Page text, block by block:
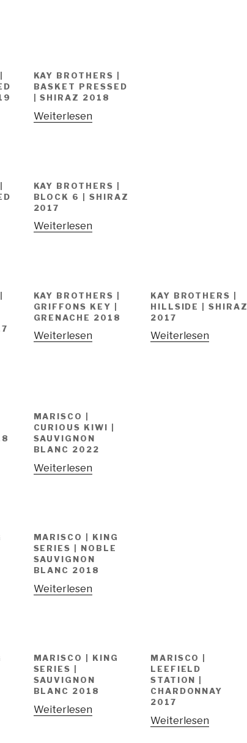
KAY BROTHERS |
BASKET PRESSED
| SHIRAZ 2018
Weiterlesen
KAY BROTHERS |
BLOCK 6 | SHIRAZ
2017
Weiterlesen
KAY BROTHERS |
GRIFFONS KEY |
GRENACHE 2018
Weiterlesen
KAY BROTHERS |
HILLSIDE | SHIRAZ
2017
Weiterlesen
MARISCO |
CURIOUS KIWI |
SAUVIGNON
BLANC 2022
Weiterlesen
MARISCO | KING
SERIES | NOBLE
SAUVIGNON
BLANC 2018
Weiterlesen
MARISCO | KING
SERIES |
SAUVIGNON
BLANC 2018
Weiterlesen
MARISCO |
LEEFIELD
STATION |
CHARDONNAY
2017
Weiterlesen